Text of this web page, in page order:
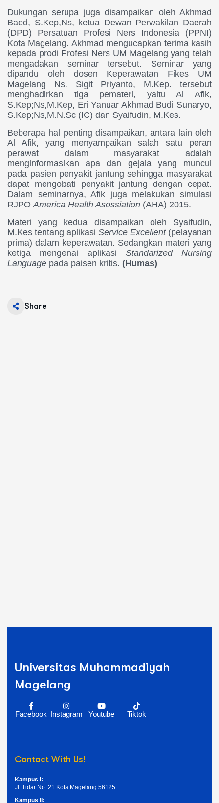
Dukungan serupa juga disampaikan oleh Akhmad
Baed, S.Kep,Ns, ketua Dewan Perwakilan Daerah
(DPD) Persatuan Profesi Ners Indonesia (PPNI)
Kota Magelang. Akhmad mengucapkan terima kasih
kepada prodi Profesi Ners UM Magelang yang telah
mengadakan seminar tersebut. Seminar yang
dipandu oleh dosen Keperawatan Fikes UM
Magelang Ns. Sigit Priyanto, M.Kep. tersebut
menghadirkan tiga pemateri, yaitu Al Afik,
S.Kep;Ns,M.Kep, Eri Yanuar Akhmad Budi Sunaryo,
S.Kep;Ns,M.N.Sc (IC) dan Syaifudin, M.Kes.
Beberapa hal penting disampaikan, antara lain oleh
Al Afik, yang menyampaikan salah satu peran
perawat dalam masyarakat adalah
menginformasikan apa dan gejala yang muncul
pada pasien penyakit jantung sehingga masyarakat
dapat mengobati penyakit jantung dengan cepat.
Dalam seminarnya, Afik juga melakukan simulasi
RJPOAmerica Health Asossiation (AHA) 2015.
Materi yang kedua disampaikan oleh Syaifudin,
M.Kes tentang aplikasi Service Excellent(pelayanan
prima) dalam keperawatan. Sedangkan materi yang
ketiga mengenai aplikasi Standarized Nursing
Language pada paisen kritis. (Humas)
Share
Universitas Muhammadiyah
Magelang
Facebook Instagram Youtube Tiktok
Contact With Us!
Kampus I:
Jl. Tidar No. 21 Kota Magelang 56125
Kampus II: